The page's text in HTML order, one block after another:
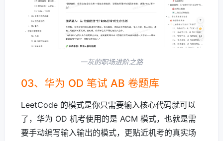
一灰的职场进阶之路
03、华为 OD 笔试 AB 卷题库
LeetCode 的模式是你只需要输入核心代码就可以
了，华为 OD 机考使用的是 ACM 模式，也就是需
要手动编写输入输出的模式，更贴近机考的真实场